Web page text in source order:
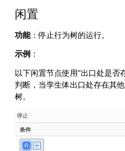
闲置
功能：停止行为树的运行。
示例 ：
以下闲置节点使用“出口处是否
判断，当孪生体出口处存在其
树。